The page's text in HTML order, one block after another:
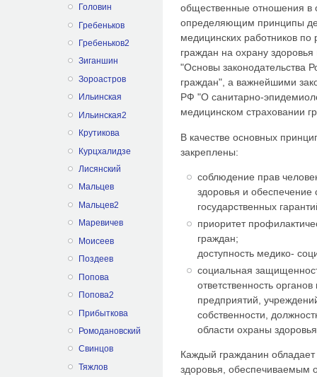
Головин
Гребеньков
Гребеньков2
Зиганшин
Зороастров
Ильинская
Ильинская2
Крутикова
Курцхалидзе
Лисянский
Мальцев
Мальцев2
Маревичев
Моисеев
Поздеев
Попова
Попова2
Прибыткова
Ромодановский
Свинцов
Тяжлов
общественные отношения в
определяющим принципы
медицинских работников по
граждан на охрану
"Основы законодательства
граждан", а важнейшими
РФ "О санитарно-
медицинском страховании
В качестве основных
закреплены:
соблюдение прав
здоровья и
государственных
приоритет
граждан;
доступность медико-
социальная
ответственность
предприятий,
собственности,
области охраны
Каждый гражданин
здоровья, обеспечиваемым